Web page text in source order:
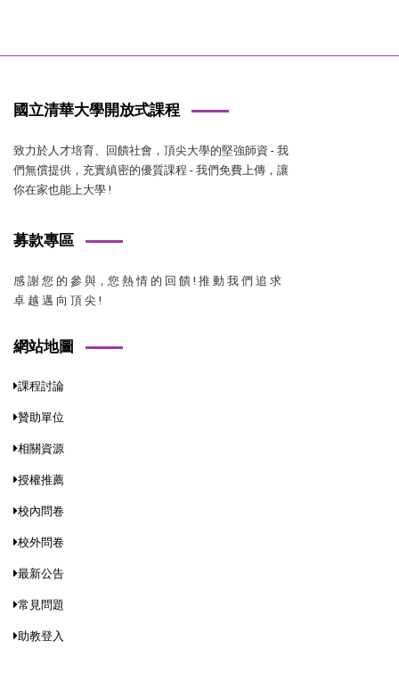
國立清華大學開放式課程
致力於人才培育、回饋社會，頂尖大學的堅強師資 - 我
們無償提供，充實縝密的優質課程 - 我們免費上傳，讓
你在家也能上大學 !
募款專區
感 謝 您 的 參 與，您 熱 情 的 回 饋 ! 推 動 我 們 追 求
卓 越 邁 向 頂 尖 !
網站地圖
課程討論
贊助單位
相關資源
授權推薦
校內問卷
校外問卷
最新公告
常見問題
助教登入